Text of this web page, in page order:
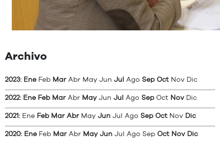
Archivo
2023: Ene Feb Mar Abr May Jun Jul Ago Sep Oct Nov Dic
2022: Ene Feb Mar Abr May Jun Jul Ago Sep Oct Nov Dic
2021: Ene Feb Mar Abr May Jun Jul Ago Sep Oct Nov Dic
2020: Ene Feb Mar Abr May Jun Jul Ago Sep Oct Nov Dic